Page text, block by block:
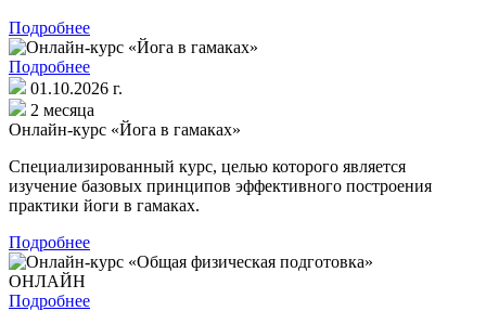
Подробнее
Подробнее
01.10.2026 г.
2 месяца
Онлайн-курс «Йога в гамаках»
Специализированный курс, целью которого является
изучение базовых принципов эффективного построения
практики йоги в гамаках.
Подробнее
ОНЛАЙН
Подробнее